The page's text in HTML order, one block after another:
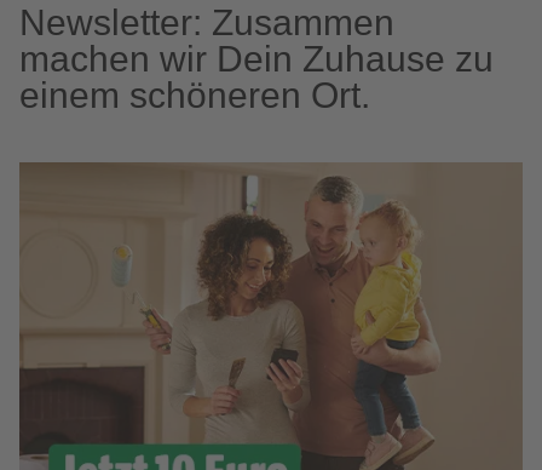
Newsletter: Zusammen
machen wir Dein Zuhause zu
einem schöneren Ort.